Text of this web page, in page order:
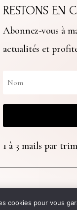
RESTONS EN
Abonnez-vous à
actualités et
1 à 3 mails par
cookies pour vous